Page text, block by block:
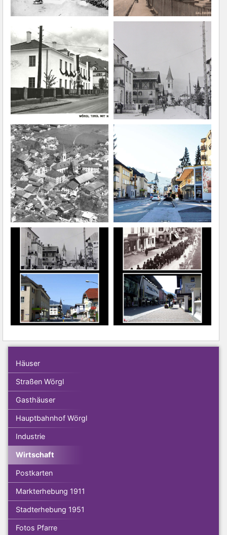
Häuser
Straßen Wörgl
Gasthäuser
Hauptbahnhof Wörgl
Industrie
Wirtschaft
Postkarten
Markterhebung 1911
Stadterhebung 1951
Fotos Pfarre